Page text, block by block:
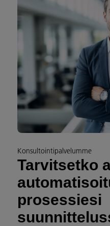
Konsultointipalvelumme
Tarvitsetko
prosessiesi